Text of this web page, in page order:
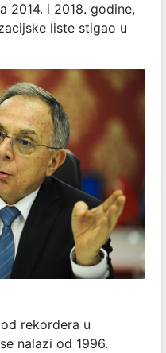
2014. i 2018. godine,
liste stigao u
rekordera u
nalazi od 1996.